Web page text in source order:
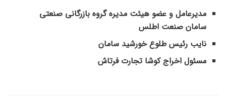
مدیرعامل و عضو هیئت مدیره گروه بازرگانی صنعتی
سامان صنعت اطلس
نایب رئیس طلوع خورشید سامان
مسئول اخراج کوشا تجارت فرتاش